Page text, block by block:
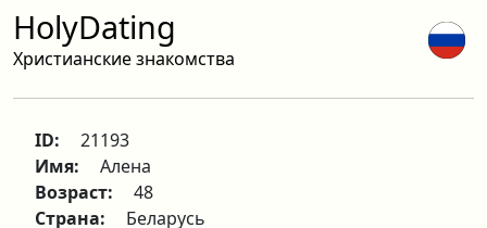
HolyDating
Христианские знакомства
ID:
21193
Имя:
Алена
Возраст:
48
Страна:
Беларусь